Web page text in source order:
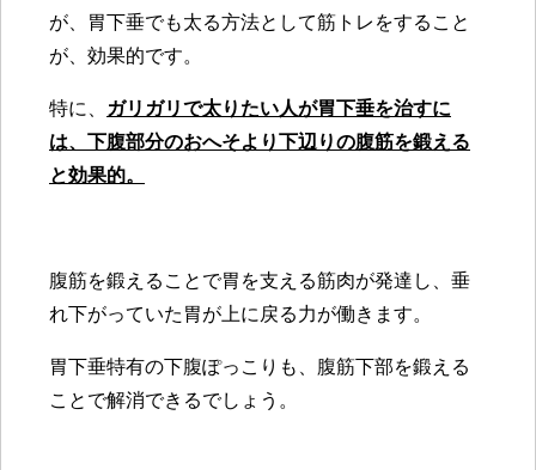
が、胃下垂でも太る方法として筋トレをすること
が、効果的です。
特に、
ガリガリで太りたい人が胃下垂を治すに
は、下腹部分のおへそより下辺りの腹筋を鍛える
と効果的。
腹筋を鍛えることで胃を支える筋肉が発達し、垂
れ下がっていた胃が上に戻る力が働きます。
胃下垂特有の下腹ぽっこりも、腹筋下部を鍛える
ことで解消できるでしょう。